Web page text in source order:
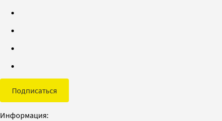
Подписаться
Информация: